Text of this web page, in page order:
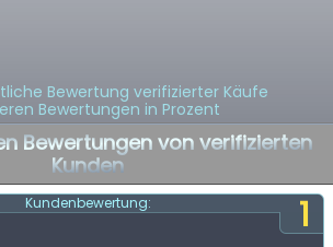
Bewertung verifizierter Käufe
Bewertungen in Prozent
Bewertungen von verifizierten
Kunden
1
Kundenbewertung: